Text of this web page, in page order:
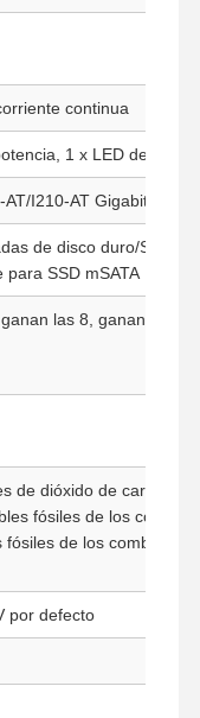
continua
1 x LED de disco
I210-AT Gigabit LAN
de disco duro/SSD
para SSD mSATA
las 8, ganan las
de dióxido de carbono
fósiles de los
fósiles de los
por defecto